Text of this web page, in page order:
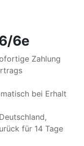
6e
Zahlung
bei Erhalt
für 14 Tage